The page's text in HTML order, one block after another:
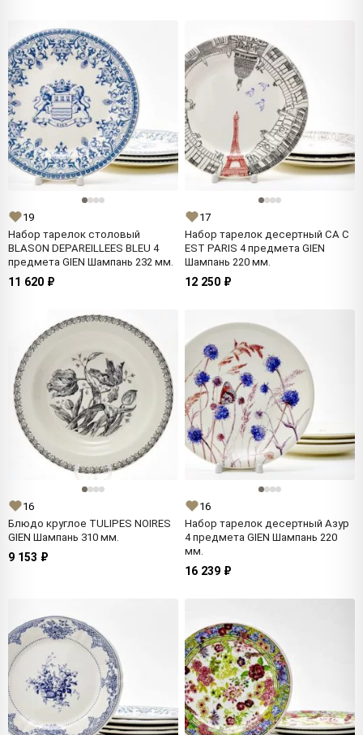
19
Набор тарелок столовый
BLASON DEPAREILLEES BLEU 4
предмета GIEN Шампань 232 мм.
11 620 ₽
17
Набор тарелок десертный CA C
EST PARIS 4 предмета GIEN
Шампань 220 мм.
12 250 ₽
16
Блюдо круглое TULIPES NOIRES
GIEN Шампань 310 мм.
9 153 ₽
16
Набор тарелок десертный Азур
4 предмета GIEN Шампань 220
мм.
16 239 ₽